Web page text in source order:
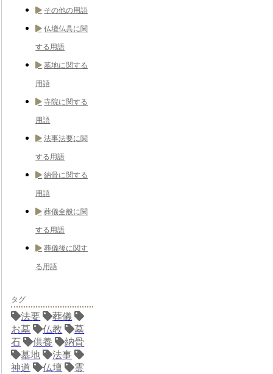
その他の用語
仏壇仏具に関
する用語
墓地に関する
用語
寺院に関する
用語
法事法要に関
する用語
納骨に関する
用語
葬儀全般に関
する用語
葬儀後に関す
る用語
タグ
法要
葬儀
お墓
仏教
墓
石
供養
納骨
墓地
法事
神道
仏壇
霊